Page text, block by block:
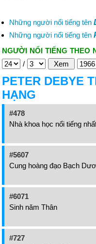
Những người nổi tiếng tên
Những người nổi tiếng tên
NGƯỜI NỔI TIẾNG THEO
/
PETER DEBYE
HẠNG
#478
Nhà khoa học nổi tiếng
#5607
Cung hoàng đạo Bạch
#6071
Sinh năm Thân
#727